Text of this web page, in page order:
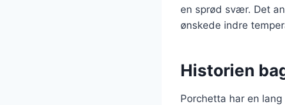
en sprød svær. Det
ønskede indre
Historien
Porchetta har en